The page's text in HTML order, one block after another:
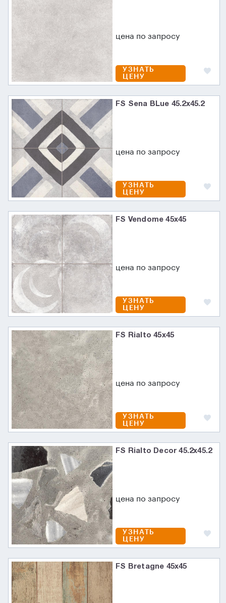
цена по запросу
УЗНАТЬ
ЦЕНУ
FS Sena BLue 45.2x45.2
цена по запросу
УЗНАТЬ
ЦЕНУ
FS Vendome 45x45
цена по запросу
УЗНАТЬ
ЦЕНУ
FS Rialto 45x45
цена по запросу
УЗНАТЬ
ЦЕНУ
FS Rialto Decor 45.2x45.2
цена по запросу
УЗНАТЬ
ЦЕНУ
FS Bretagne 45x45